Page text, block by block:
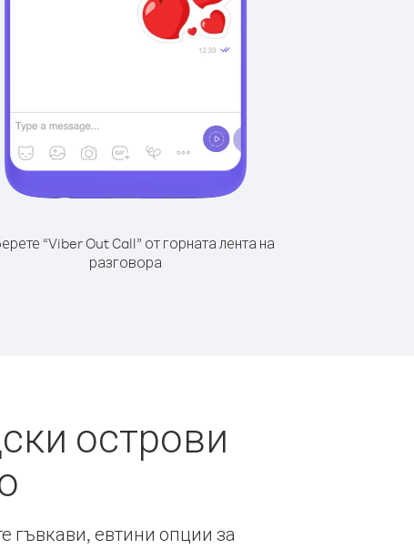
“Viber Out Call” от горната лента на
разговора
острови
гъвкави, евтини опции за